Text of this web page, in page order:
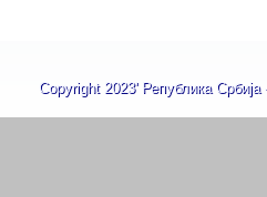
Copyright 2023' Република